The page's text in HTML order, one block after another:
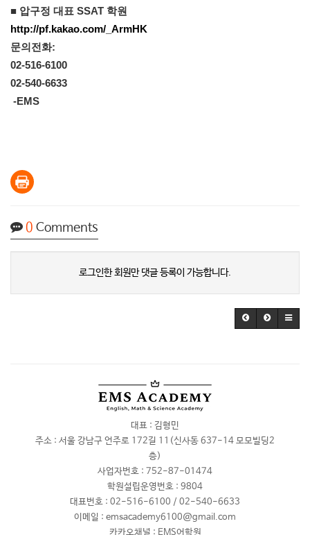
■ 압구정 대표 SSAT 학원
http://pf.kakao.com/_ArmHK
문의전화:
02-516-6100
02-540-6633
-EMS
0 Comments
로그인한 회원만 댓글 등록이 가능합니다.
대표 : 김형민
주소 : 서울 강남구 언주로 172길 11(신사동 637-14 모모빌딩2
층)
사업자번호 : 752-87-01474
학원설립운영번호 : 9804
대표번호 : 02-516-6100 / 02-540-6633
이메일 : emsacademy6100@gmail.com
카카오채널 : EMS어학원